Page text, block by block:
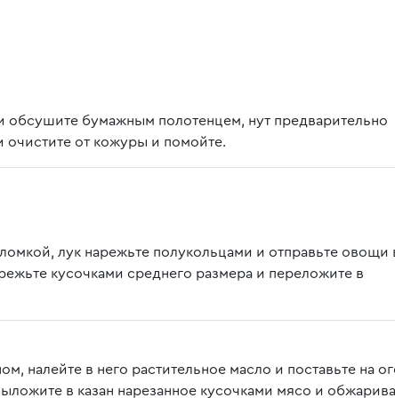
бумажным полотенцем, нут предварительно
очистите от кожуры и помойте.
лук нарежьте полукольцами и отправьте овощи
кусочками среднего размера и переложите в
налейте в него растительное масло и поставьте на
в казан нарезанное кусочками мясо и